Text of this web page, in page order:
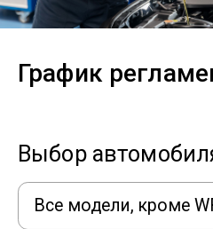
График
Выбор
Все модели, кроме